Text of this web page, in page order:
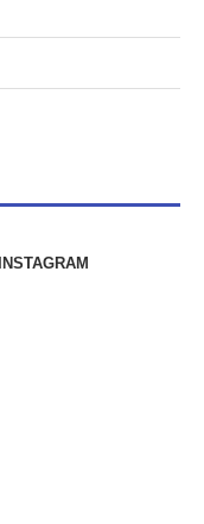
INSTAGRAM